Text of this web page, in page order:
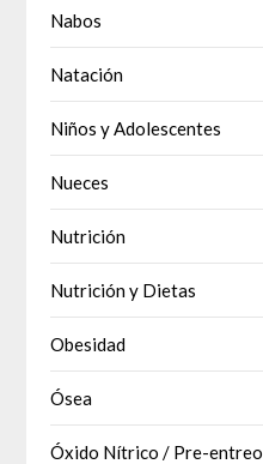
Nabos
Natación
Niños y Adolescentes
Nueces
Nutrición
Nutrición y Dietas
Obesidad
Ósea
Óxido Nítrico / Pre-entreo